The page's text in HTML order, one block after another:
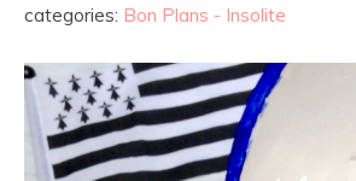
categories: Bon Plans - Insolite